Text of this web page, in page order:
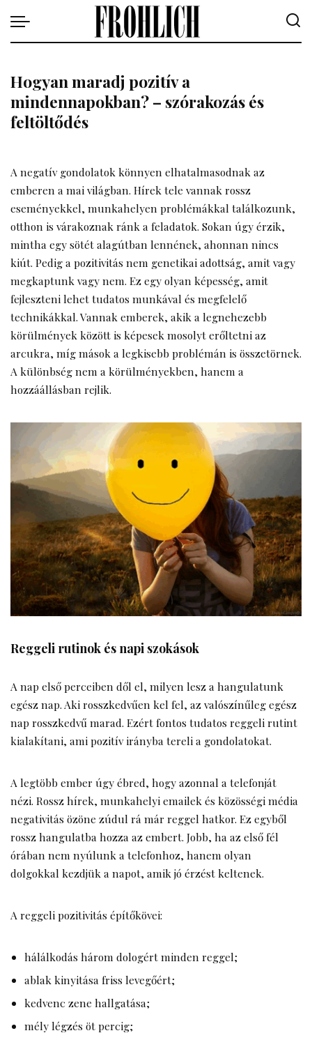
Hogyan maradj pozitív a
mindennapokban? – szórakozás és
feltöltődés
A negatív gondolatok könnyen elhatalmasodnak az
emberen a mai világban. Hírek tele vannak rossz
eseményekkel, munkahelyen problémákkal találkozunk,
otthon is várakoznak ránk a feladatok. Sokan úgy érzik,
mintha egy sötét alagútban lennének, ahonnan nincs
kiút. Pedig a pozitivitás nem genetikai adottság, amit vagy
megkaptunk vagy nem. Ez egy olyan képesség, amit
fejleszteni lehet tudatos munkával és megfelelő
technikákkal. Vannak emberek, akik a legnehezebb
körülmények között is képesek mosolyt erőltetni az
arcukra, míg mások a legkisebb problémán is összetörnek.
A különbség nem a körülményekben, hanem a
hozzáállásban rejlik.
Reggeli rutinok és napi szokások
A nap első perceiben dől el, milyen lesz a hangulatunk
egész nap. Aki rosszkedvűen kel fel, az valószínűleg egész
nap rosszkedvű marad. Ezért fontos tudatos reggeli rutint
kialakítani, ami pozitív irányba tereli a gondolatokat.
A legtöbb ember úgy ébred, hogy azonnal a telefonját
nézi. Rossz hírek, munkahelyi emailek és közösségi média
negativitás özöne zúdul rá már reggel hatkor. Ez egyből
rossz hangulatba hozza az embert. Jobb, ha az első fél
órában nem nyúlunk a telefonhoz, hanem olyan
dolgokkal kezdjük a napot, amik jó érzést keltenek.
A reggeli pozitivitás építőkövei:
hálálkodás három dologért minden reggel;
ablak kinyitása friss levegőért;
kedvenc zene hallgatása;
mély légzés öt percig;